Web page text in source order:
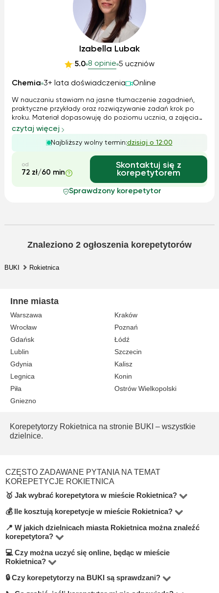
Izabella Lubak
5.0 8 opinie 5 uczniów
Chemia 3+ lata doświadczenia Online
W nauczaniu stawiam na jasne tłumaczenie zagadnień,
praktyczne przykłady oraz rozwiązywanie zadań krok po
kroku. Materiał dopasowuję do poziomu ucznia, a zajęcia
prowadzę w empatycznej atmosferze, tak aby nauka była
skuteczna, zrozumiała i ciekawa. Zapraszam do kontaktu i
umówienia pierwszych zaj...
czytaj więcej
Najbliższy wolny termin:dzisiaj o 12:00
od
72 zł/60 min
Skontaktuj się z
korepetytorem
Sprawdzony korepetytor
Znaleziono 2 ogłoszenia korepetytorów
BUKI Rokietnica
Inne miasta
Warszawa
Kraków
Wrocław
Poznań
Gdańsk
Łódź
Lublin
Szczecin
Gdynia
Kalisz
Legnica
Konin
Piła
Ostrów Wielkopolski
Gniezno
Korepetytorzy Rokietnica na stronie BUKI – wszystkie
dzielnice.
CZĘSTO ZADAWANE PYTANIA NA TEMAT
KOREPETYCJE ROKIETNICA
🥇 Jak wybrać korepetytora w mieście Rokietnica?
Na stronie BUKI znajdziesz 2 korepetytorów, którzy uczą
ponad 2 przedmiotów. Aby znaleźć najlepszego
korepetytora w Rokietnica, warto zwrócić uwagę na
stawkę godzinową, liczbę pozytywnych opinii, dzielnicę,
w której uczy, doświadczenie zawodowe i poziom
wykształcenia. Skorzystaj z filtrów, aby dopasować
💰 Ile kosztują korepetycje w mieście Rokietnica?
Ceny korepetycji w Rokietnica zaczynają się od 120 zł i
sięgają nawet 100 zł za godzinę — w zależności od
przedmiotu i doświadczenia nauczyciela. Na BUKI każda
📍 W jakich dzielnicach miasta Rokietnica można znaleźć
korepetytora?
Na BUKI możesz uczyć się u korepetytora, u siebie w
domu lub online. Dzielnice są wskazane na profilach
nauczycieli, a Ty możesz wybrać najbardziej dogodną
💻 Czy można uczyć się online, będąc w mieście
Rokietnica?
Tak! Wiele korepetytorów na BUKI oferuje lekcje online.
To wygodna opcja, która często kosztuje mniej. Możesz
🔒 Czy korepetytorzy na BUKI są sprawdzani?